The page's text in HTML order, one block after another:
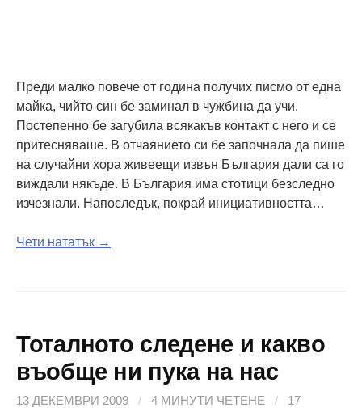
Преди малко повече от година получих писмо от една
майка, чийто син бе заминал в чужбина да учи.
Постепенно бе загубила всякакъв контакт с него и се
притесняваше. В отчаянието си бе започнала да пише
на случайни хора живеещи извън България дали са го
виждали някъде. В България има стотици безследно
изчезнали. Напоследък, покрай инициативността…
Чети нататък →
Тоталното следене и какво
въобще ни пука на нас
13 ДЕКЕМВРИ 2009 / 4 МИНУТИ ЧЕТЕНЕ /
17